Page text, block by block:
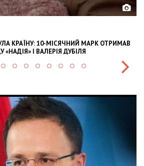
КРАЇНУ: 10-МІСЯЧНИЙ МАРК ОТРИМАВ
І ВАЛЕРІЯ ДУБІЛЯ